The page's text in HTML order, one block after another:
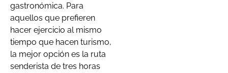
gastronómica. Para
aquellos que prefieren
hacer ejercicio al mismo
tiempo que hacen turismo,
la mejor opción es la ruta
senderista de tres horas